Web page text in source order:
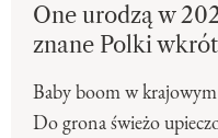
One urodzą w
znane Polki
Baby boom w
Do grona świeżo